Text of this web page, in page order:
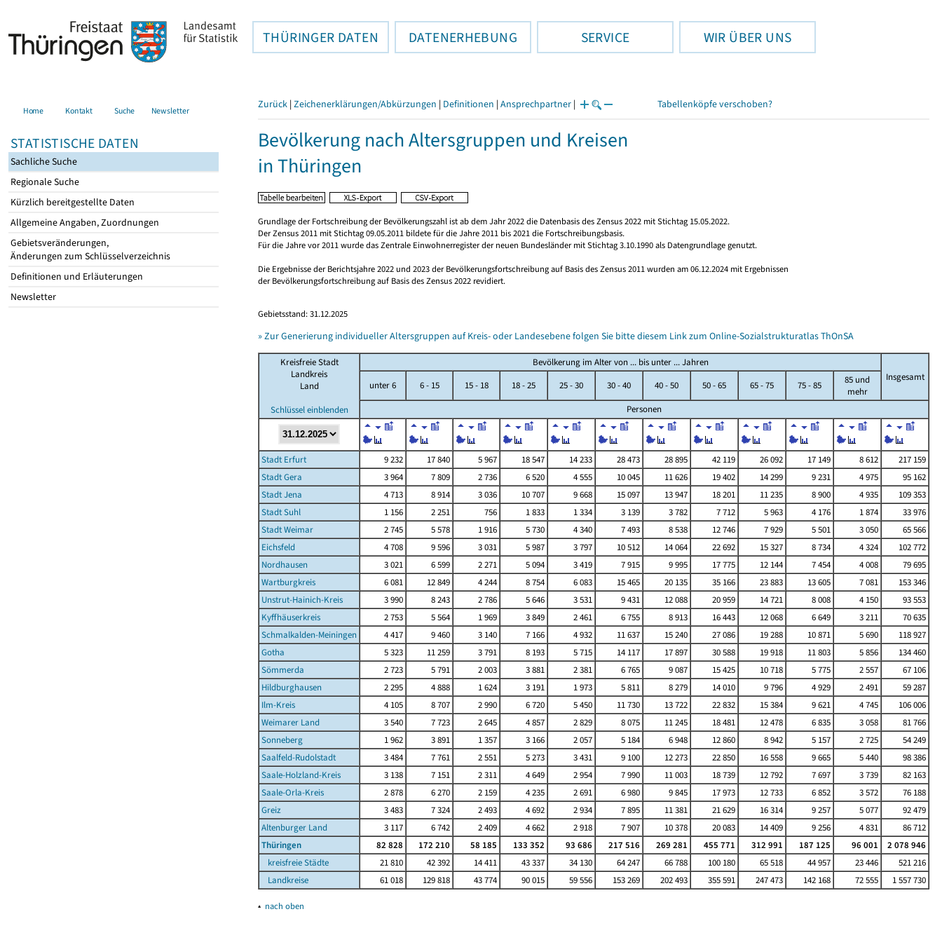
THÜRINGER DATEN DATENERHEBUNG SERVICE WIR ÜBER UNS
Home Kontakt Suche Newsletter
STATISTISCHE DATEN
Sachliche Suche
Regionale Suche
Kürzlich bereitgestellte Daten
Allgemeine Angaben, Zuordnungen
Gebietsveränderungen,
Änderungen zum Schlüsselverzeichnis
Definitionen und Erläuterungen
Newsletter
Zurück | Zeichenerklärungen/Abkürzungen | Definitionen | Ansprechpartner | Tabellenköpfe verschoben?
Bevölkerung nach Altersgruppen und Kreisen
in Thüringen
Grundlage der Fortschreibung der Bevölkerungszahl ist ab dem Jahr 2022 die Datenbasis des Zensus 2022 mit Stichtag 15.05.2022.
Der Zensus 2011 mit Stichtag 09.05.2011 bildete für die Jahre 2011 bis 2021 die Fortschreibungsbasis.
Für die Jahre vor 2011 wurde das Zentrale Einwohnerregister der neuen Bundesländer mit Stichtag 3.10.1990 als Datengrundlage genutzt.
Die Ergebnisse der Berichtsjahre 2022 und 2023 der Bevölkerungsfortschreibung auf Basis des Zensus 2011 wurden am 06.12.2024 mit Ergebnissen
der Bevölkerungsfortschreibung auf Basis des Zensus 2022 revidiert.
Gebietsstand: 31.12.2025
» Zur Generierung individueller Altersgruppen auf Kreis- oder Landesebene folgen Sie bitte diesem Link zum Online-Sozialstrukturatlas ThOnSA
Kreisfreie Stadt
Landkreis
Land
Schlüssel einblenden
Bevölkerung im Alter von ... bis unter ... Jahren
Insgesamt
unter 6 6 - 15 15 - 18 18 - 25 25 - 30 30 - 40 40 - 50 50 - 65 65 - 75 75 - 85
85 und
mehr
Personen
Stadt Erfurt 9 232 17 840 5 967 18 547 14 233 28 473 28 895 42 119 26 092 17 149 8 612
217 159
Stadt Gera
3 964 7 809 2 736 6 520 4 555 10 045 11 626 19 402 14 299 9 231 4 975
95 162
Stadt Jena
4 713 8 914 3 036 10 707 9 668 15 097 13 947 18 201 11 235 8 900 4 935
109 353
Stadt Suhl
1 156 2 251 756 1 833 1 334 3 139 3 782 7 712 5 963 4 176 1 874
33 976
Stadt Weimar
2 745 5 578 1 916 5 730 4 340 7 493 8 538 12 746 7 929 5 501 3 050
65 566
Eichsfeld
4 708 9 596 3 031 5 987 3 797 10 512 14 064 22 692 15 327 8 734 4 324
102 772
Nordhausen
3 021 6 599 2 271 5 094 3 419 7 915 9 995 17 775 12 144 7 454 4 008
79 695
Wartburgkreis
6 081 12 849 4 244 8 754 6 083 15 465 20 135 35 166 23 883 13 605 7 081
153 346
Unstrut-Hainich-Kreis
3 990 8 243 2 786 5 646 3 531 9 431 12 088 20 959 14 721 8 008 4 150
93 553
Kyffhäuserkreis
2 753 5 564 1 969 3 849 2 461 6 755 8 913 16 443 12 068 6 649 3 211
70 635
Schmalkalden-Meiningen
4 417 9 460 3 140 7 166 4 932 11 637 15 240 27 086 19 288 10 871 5 690
118 927
Gotha
5 323 11 259 3 791 8 193 5 715 14 117 17 897 30 588 19 918 11 803 5 856
134 460
Sömmerda
2 723 5 791 2 003 3 881 2 381 6 765 9 087 15 425 10 718 5 775 2 557
67 106
Hildburghausen
2 295 4 888 1 624 3 191 1 973 5 811 8 279 14 010 9 796 4 929 2 491
59 287
Ilm-Kreis
4 105 8 707 2 990 6 720 5 450 11 730 13 722 22 832 15 384 9 621 4 745
106 006
Weimarer Land
3 540 7 723 2 645 4 857 2 829 8 075 11 245 18 481 12 478 6 835 3 058
81 766
Sonneberg
1 962 3 891 1 357 3 166 2 057 5 184 6 948 12 860 8 942 5 157 2 725
54 249
Saalfeld-Rudolstadt
3 484 7 761 2 551 5 273 3 431 9 100 12 273 22 850 16 558 9 665 5 440
98 386
Saale-Holzland-Kreis
3 138 7 151 2 311 4 649 2 954 7 990 11 003 18 739 12 792 7 697 3 739
82 163
Saale-Orla-Kreis
2 878 6 270 2 159 4 235 2 691 6 980 9 845 17 973 12 733 6 852 3 572
76 188
Greiz
3 483 7 324 2 493 4 692 2 934 7 895 11 381 21 629 16 314 9 257 5 077
92 479
Altenburger Land
3 117 6 742 2 409 4 662 2 918 7 907 10 378 20 083 14 409 9 256 4 831
86 712
Thüringen
82 828 172 210 58 185 133 352 93 686 217 516 269 281 455 771 312 991 187 125 96 001
2 078 946
kreisfreie Städte
21 810 42 392 14 411 43 337 34 130 64 247 66 788 100 180 65 518 44 957 23 446
521 216
Landkreise
61 018 129 818 43 774 90 015 59 556 153 269 202 493 355 591 247 473 142 168 72 555 1 557 730
▴ nach oben